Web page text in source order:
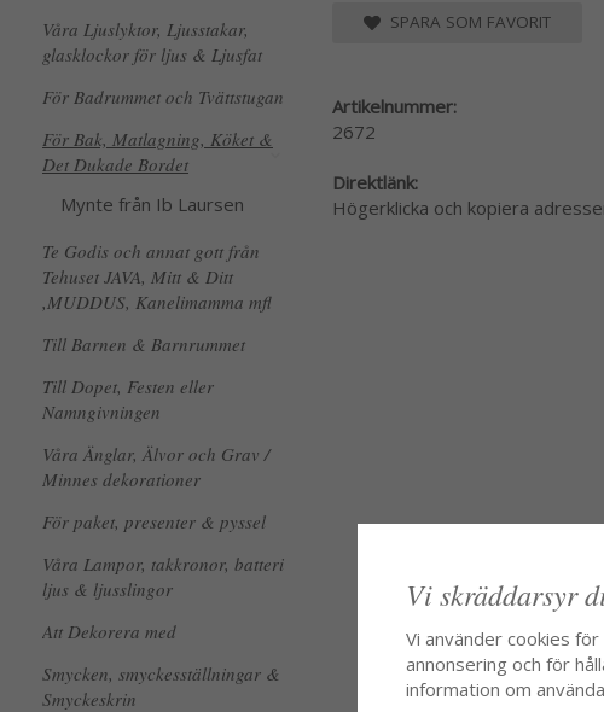
Våra Ljuslyktor, Ljusstakar,
glasklockor för ljus & Ljusfat
För Badrummet och Tvättstugan
För Bak, Matlagning, Köket &
Det Dukade Bordet
Mynte från Ib Laursen
Te Godis och annat gott från
Tehuset JAVA, Mitt & Ditt
,MUDDUS, Kanelimamma mfl
Till Barnen & Barnrummet
Till Dopet, Festen eller
Namngivningen
Våra Änglar, Älvor och Grav /
Minnes dekorationer
För paket, presenter & pyssel
Våra Lampor, takkronor, batteri
ljus & ljusslingor
Att Dekorera med
Smycken, smyckesställningar &
Smyckeskrin
SPARA SOM FAVORIT
Artikelnummer:
2672
Direktlänk:
Högerklicka och kopiera
Vi skräddarsyr
Vi använder cookies
annonsering och för
information om